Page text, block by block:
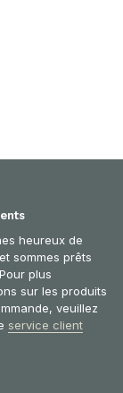
heureux de
sommes prêts
plus
sur les produits
veuillez
service client